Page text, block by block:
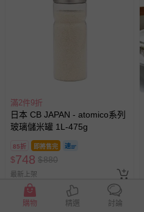
滿2件9折
日本 CB JAPAN - atomico系列
玻璃儲米罐 1L-475g
85折 即將售完
$748 $880
最新上架
購物 精選 討論